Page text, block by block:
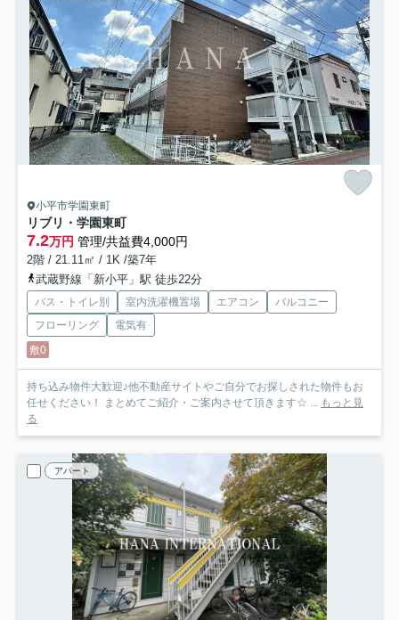
小平市学園東町
リブリ・学園東町
7.2万円 管理/共益費4,000円
2階 / 21.11㎡ / 1K /築7年
武蔵野線「新小平」駅 徒歩22分
バス・トイレ別 室内洗濯機置場 エアコン
バルコニー
フローリング
電気有
敷0
持ち込み物件大歓迎♪他不動産サイトやご自分でお探しされた物件もお
任せください！ まとめてご紹介・ご案内させて頂きます☆ ...
もっと見
る
アパート